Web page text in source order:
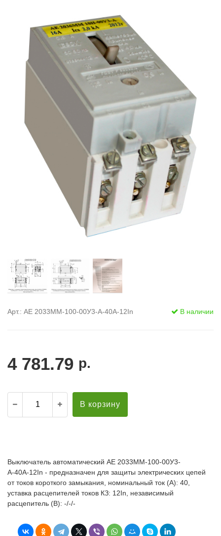
диэлектрические
Стремянки с
Стремянки с
опорой
Ширмы
РЗА (шторы)
Штендеры
Щиты
диэлектрические
Арт.: АЕ 2033ММ-100-00У3-А-40А-12In В наличии
4 781.79 р.
В корзину
Выключатель автоматический АЕ 2033ММ-100-00У3-
А-40А-12In - предназначен для защиты электрических цепей
от токов короткого замыкания, номинальный ток (А): 40,
уставка расцепителей токов КЗ: 12In, независимый
расцепитель (В): -/-/-